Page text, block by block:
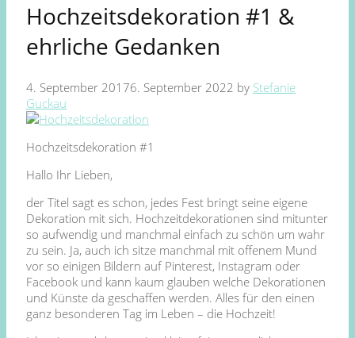
Hochzeitsdekoration #1 &
ehrliche Gedanken
4. September 20176. September 2022 by Stefanie
Guckau
Hochzeitsdekoration #1
Hallo Ihr Lieben,
der Titel sagt es schon, jedes Fest bringt seine eigene
Dekoration mit sich. Hochzeitdekorationen sind mitunter
so aufwendig und manchmal einfach zu schön um wahr
zu sein. Ja, auch ich sitze manchmal mit offenem Mund
vor so einigen Bildern auf Pinterest, Instagram oder
Facebook und kann kaum glauben welche Dekorationen
und Künste da geschaffen werden. Alles für den einen
ganz besonderen Tag im Leben – die Hochzeit!